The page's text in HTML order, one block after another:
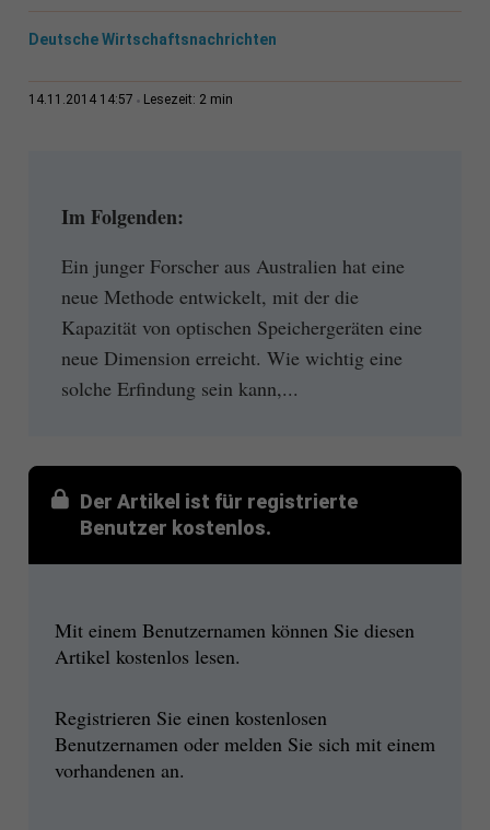
Deutsche Wirtschaftsnachrichten
14.11.2014 14:57 Lesezeit: 2 min
Im Folgenden:
Ein junger Forscher aus Australien hat eine
neue Methode entwickelt, mit der die
Kapazität von optischen Speichergeräten eine
neue Dimension erreicht. Wie wichtig eine
solche Erfindung sein kann,...
Der Artikel ist für registrierte
Benutzer kostenlos.
Mit einem Benutzernamen können Sie diesen
Artikel kostenlos lesen.
Registrieren Sie einen kostenlosen
Benutzernamen oder melden Sie sich mit einem
vorhandenen an.